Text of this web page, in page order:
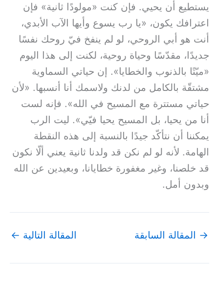
يستطيع أن يحيي. فإن كنت «مولودًا ثانية» فإن
اعترافك يكون، «يا رب يسوع وأيها الآب الأبدي،
أنت هو أبي الروحي، لو لم ينفخ فيّ روحك نفسًا
جديدًا، مقدّسًا وحياة روحية، لكنت إلى هذا اليوم
«ميّتًا بالذنوب والخطايا». إن حياتي السماوية
مشتقّة بالكامل من لدنك ولاسمك أنا أنسبها. «لأن
حياتي مستترة مع المسيح في الله». فإنه لست
أنا من يحيا، بل المسيح يحيا فيّي». ليت الرب
يمكننا أن نتأكّد جيدًا بالنسبة إلى هذه النقطة
الهامة. لأنه لو لم نكن قد ولدنا ثانية يعني ألّا نكون
قد خلصنا، وغير مغفورة خطايانا، وبعيدين عن الله
وبدون أمل.
→المقالة السابقة المقالة التالية←